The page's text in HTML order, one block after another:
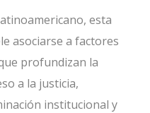
esta
asociarse a factores
profundizan la
a la justicia,
institucional y